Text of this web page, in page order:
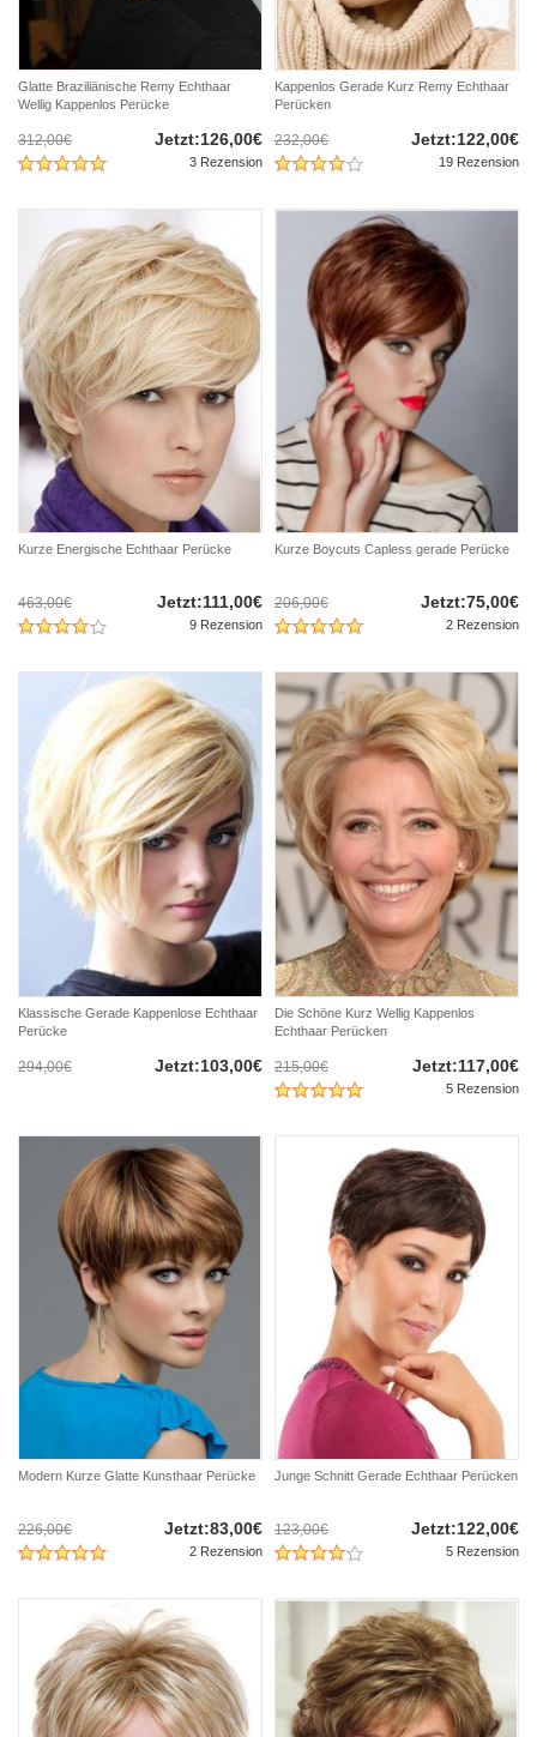
Glatte Braziliänische Remy Echthaar
Wellig Kappenlos Perücke
312,00€ Jetzt:126,00€
3 Rezension
Kappenlos Gerade Kurz Remy Echthaar
Perücken
232,00€ Jetzt:122,00€
19 Rezension
Kurze Energische Echthaar Perücke
463,00€ Jetzt:111,00€
9 Rezension
Kurze Boycuts Capless gerade Perücke
206,00€ Jetzt:75,00€
2 Rezension
Klassische Gerade Kappenlose Echthaar
Perücke
294,00€ Jetzt:103,00€
Die Schöne Kurz Wellig Kappenlos
Echthaar Perücken
215,00€ Jetzt:117,00€
5 Rezension
Modern Kurze Glatte Kunsthaar Perücke
226,00€ Jetzt:83,00€
2 Rezension
Junge Schnitt Gerade Echthaar Perücken
123,00€ Jetzt:122,00€
5 Rezension